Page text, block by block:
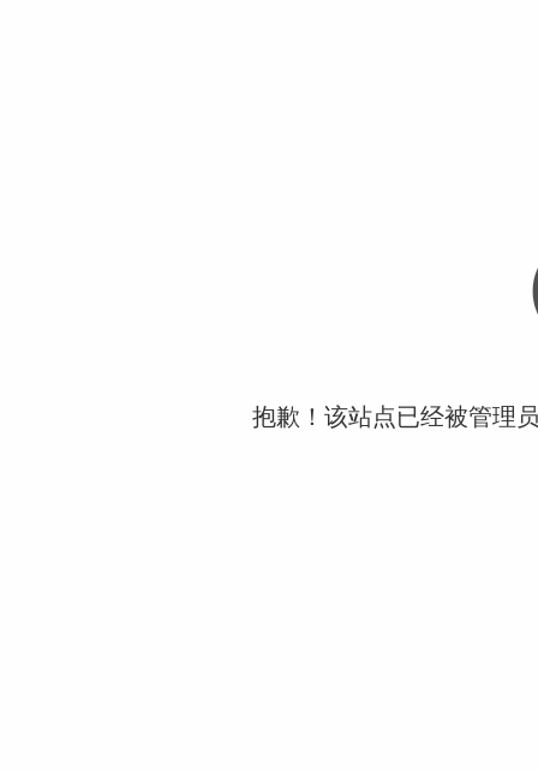
抱歉！该站点已经被管理